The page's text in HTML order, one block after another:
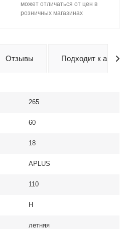
может отличаться от цен в
розничных магазинах
Отзывы Подходит к авто
265
60
18
APLUS
110
H
летняя